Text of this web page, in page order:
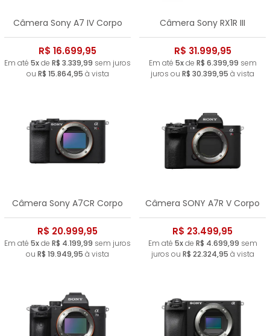
Câmera Sony A7 IV Corpo
R$ 16.699,95
Em até 5xde R$ 3.339,99 sem juros
ou R$ 15.864,95 à vista
Câmera Sony RX1R III
R$ 31.999,95
Em até 5xde R$ 6.399,99 sem
juros ou R$ 30.399,95 à vista
Câmera Sony A7CR Corpo
R$ 20.999,95
Em até 5xde R$ 4.199,99 sem juros
ou R$ 19.949,95 à vista
Câmera SONY A7R V Corpo
R$ 23.499,95
Em até 5xde R$ 4.699,99 sem
juros ou R$ 22.324,95 à vista